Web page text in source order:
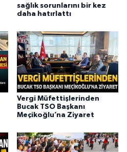
sağlık sorunlarını bir kez
daha hatırlattı
Vergi Müfettişlerinden
Bucak TSO Başkanı
Meçikoğlu’na Ziyaret